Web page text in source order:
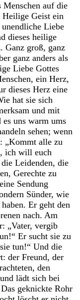
Menschen auf die
Heilige Geist ein
Liebe
dieses heilige
Ganz groß, ganz
ganz anders als
Liebe Gottes
ein Herz,
dieses Herz eine
hat sie sich
und mit
uns warm ums
sehen; wenn
„Kommt alle zu
ich will euch
Leidenden, die
Gerechte zu
Sendung
Sünder, wie
Er geht den
nach. Am
„Vater, vergib
Er sucht sie zu
tun!“ Und die
der Freund, der
den
lädt sich bei
geknickte Rohr